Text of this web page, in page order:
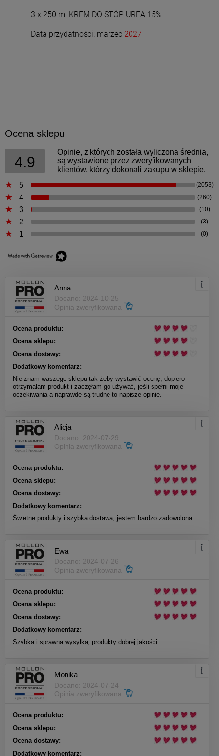
3 x 250 ml KREM DO STÓP UREA 15%
Data przydatności: marzec 2027
Ocena sklepu
4.9
Opinie, z których została wyliczona średnia,
są wystawione przez zweryfikowanych
klientów, którzy dokonali zakupu w sklepie.
5
(2053)
4 (260)
3 (10)
2 (3)
1 (0)
Anna
Dodano: 2024-10-25
Opinia zweryfikowana
Ocena produktu:
Ocena sklepu:
Ocena dostawy:
Dodatkowy komentarz:
Nie znam waszego sklepu tak żeby wystawić ocenę, dopiero
otrzymałam produkt i zaczęłam go używać, jeśli spełni moje
oczekiwania a naprawdę są trudne to napisze opinie.
Alicja
Dodano: 2024-07-29
Opinia zweryfikowana
Ocena produktu:
Ocena sklepu:
Ocena dostawy:
Dodatkowy komentarz:
Świetne produkty i szybka dostawa, jestem bardzo zadowolona.
Ewa
Dodano: 2024-07-26
Opinia zweryfikowana
Ocena produktu:
Ocena sklepu:
Ocena dostawy:
Dodatkowy komentarz:
Szybka i sprawna wysyłka, produkty dobrej jakości
Monika
Dodano: 2024-07-24
Opinia zweryfikowana
Ocena produktu:
Ocena sklepu:
Ocena dostawy:
Dodatkowy komentarz: